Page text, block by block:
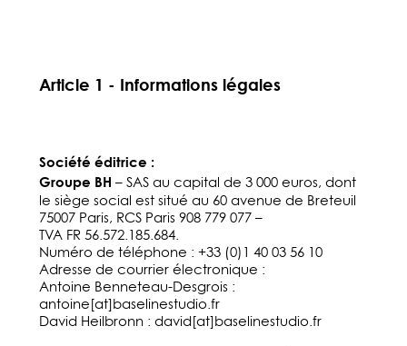
Article 1 - Informations légales
Société éditrice :
Groupe BH – SAS au capital de 3 000 euros, dont
le siège social est situé au 60 avenue de Breteuil
75007 Paris, RCS Paris 908 779 077 –
TVA FR 56.572.185.684.
Numéro de téléphone : +33 (0)1 40 03 56 10
Adresse de courrier électronique :
Antoine Benneteau-Desgrois :
antoine[at]baselinestudio.fr
David Heilbronn : david[at]baselinestudio.fr